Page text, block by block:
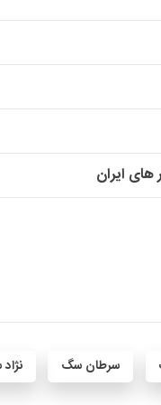
ایران
سرطان سگ